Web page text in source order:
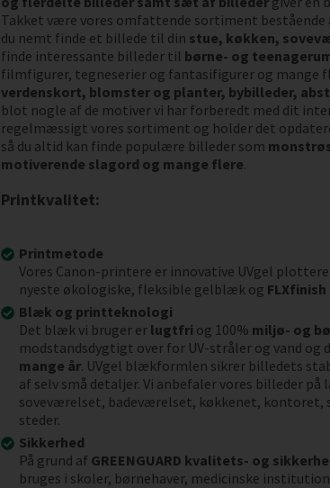
Takket være vores omfattende sortiment
du nemt finde et billede til din stue, køkken,
finde interessante billeder til børne- og
filmfigurer, tegneserier og fantasifigurer og mange
verdenskort, blomster og planter, bybilleder,
blot nogle af de motiver vi har forberedt med dit
regelmæssigt vores sortiment og holder det
så du altid kan finde populære billeder som
motiverende slagord og mange flere.
Printkvalitet:
Printmetode
Vores Canon-printere er innovative UVgel
nyeste økologiske, fleksible gelblæk og FLXfinish
Blæk og printteknologi
Det blæk vi bruger er lugtfri og 100% miljø- og
modstandsdygtigt over for UV-stråler og vand og
mange år. UVgel blækformlen sikrer billedets
af selv små detaljer. Vi anbefaler vores billeder
soveværelset, badeværelset, køkkenet, kontoret,
steder.
Sikkerhed
På grund af GREENGUARD kvalitets- og
bruges i skoler, børnehaver, medicinske